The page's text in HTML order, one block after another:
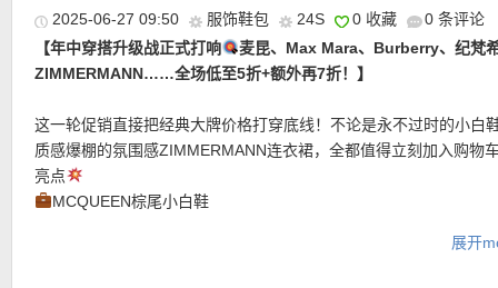
【MAX MARA Olga泰迪大衣 限时7折优惠！】这款大衣采用经典的
材质，柔软又厚实，穿上身有一种“被温柔包裹”的安全感，同时也
出街。细节上，翻领设计让整体更有结构感；按扣闭合简洁利落；
之相互呼应，意外的非常好搭！
购买直达链接在此
【Burberry 圆领针织衫 限时折上折仅712欧！】70％羊毛+30％羊
采用细密罗纹织法勾勒出修身廓形，柔软面料贴合身体线条，呈现
练的视觉效果。经典圆领与加长袖口设计相得益彰，让整体造型更
【
TOTEME Classic白衬衫 满额8折仅280欧！】极简主义的力
藏于细节之中。TOTEME 的经典棉质衬衫自带一份自然的质感与轻
坠感。宽松剪裁与修长袖口，勾勒出不费力的摩登气质；正面的纽
• 30天内可退换。
• 支付方式： American Express, MasterCard, Visa, JCB,
Discover (only for USD currency), Paypal 和 支付宝。
———-热门单品推荐 ———–
【Louis Vuitton 成都限定村上隆Mini Pochette链条包 9折仅481欧
一种浪漫的艺术。今年的Vivienne Holidays系列，把旅行的故事带
私促美妆活动区直达链接在此
私促更多大牌7折活动直达链接在此
至6月27日！
2025-06-27 09:50 服饰鞋包 24S 0 收藏
0 条评论
【年中穿搭升级战正式打响
麦昆、Max Mara、Burberry、纪梵
ZIMMERMANN……全场低至5折+额外再7折！】
这一轮促销直接把经典大牌价格打穿底线！不论是永不过时的小白
质感爆棚的氛围感ZIMMERMANN连衣裙，全都值得立刻加入购物
亮点
MCQUEEN棕尾小白鞋
展开